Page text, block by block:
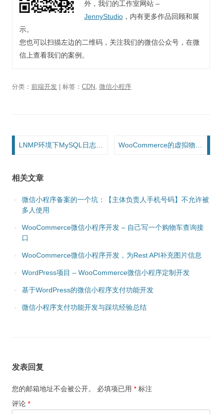
外，我们的工作室网站 –
JennyStudio ，内有更多作品回顾和展
示。
您也可以扫描左边的二维码，关注我们的微信公众号，在微
信上查看我们的案例。
分类： 前端开发 | 标签： CDN 微信小程序
文章导航
相关文章
微信小程序备案的一个坑：【主体负责人手机号码】不允许被
多人使用
WooCommerce微信小程序开发 – 自己写一个购物车查询接
口
WooCommerce微信小程序开发，为Rest API补充图片信息
WordPress项目 – WooCommerce微信小程序定制开发
基于WordPress的微信小程序支付功能开发
微信小程序支付功能开发与踩坑经验总结
发表回复
您的邮箱地址不会被公开。 必填项已用 * 标注
评论 *